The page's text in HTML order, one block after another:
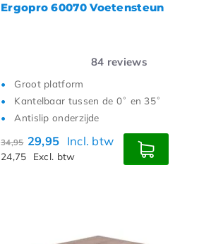
Ergopro 60070 Voetensteun
84 reviews
Groot platform
Kantelbaar tussen de 0˚ en 35˚
Antislip onderzijde
34,9529,95 Incl. btw
24,75 Excl. btw